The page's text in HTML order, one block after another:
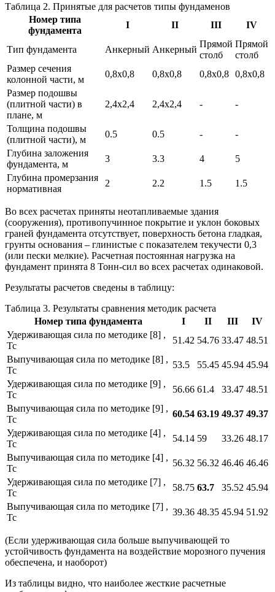
Таблица 2. Принятые для расчетов типы фундаменов
Номер типа
фундамента
I II III IV
Тип фундамента Анкерный Анкерный
Прямой
столб
Прямой
столб
Размер сечения
колонной части, м
0,8х0,8 0,8х0,8 0,8х0,8 0,8х0,8
Размер подошвы
(плитной части) в
плане, м
2,4х2,4 2,4х2,4 - -
Толщина подошвы
(плитной части), м
0.5 0.5 -
-
Глубина заложения
фундамента, м
3 3.3 4
5
Глубина промерзания
нормативная
2 2.2 1.5 1.5
Во всех расчетах приняты неотапливаемые здания
(сооружения), противопучинное покрытие и уклон боковых
граней фундамента отсутствует, поверхность бетона гладкая,
грунты основания – глинистые с показателем текучести 0,3
(или пески мелкие). Расчетная постоянная нагрузка на
фундамент принята 8 Тонн-сил во всех расчетах одинаковой.
Результаты расчетов сведены в таблицу:
Таблица 3. Результаты сравнения методик расчета
Номер типа фундамента
I II III
IV
Удерживающая сила по методике [8] ,
Тс
51.42 54.76 33.47 48.51
Выпучивающая сила по методике [8] ,
Тс
53.5 55.45 45.94 45.94
Удерживающая сила по методике [9] ,
Тс
56.66 61.4 33.47 48.51
Выпучивающая сила по методике [9] ,
Тс
60.54 63.19 49.37 49.37
Удерживающая сила по методике [4] ,
Тс
54.14 59 33.26 48.17
Выпучивающая сила по методике [4] ,
Тс
56.32 56.32 46.46 46.46
Удерживающая сила по методике [7] ,
Тс
58.75 63.7 35.52 45.94
Выпучивающая сила по методике [7] ,
Тс
39.36 48.35 45.94 51.92
(Если удерживающая сила больше выпучивающей то
устойчивость фундамента на воздействие морозного пучения
обеспечена, и наоборот)
Из таблицы видно, что наиболее жесткие расчетные